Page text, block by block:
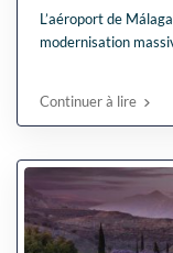
L’aéroport de
modernisation
Continuer à lire